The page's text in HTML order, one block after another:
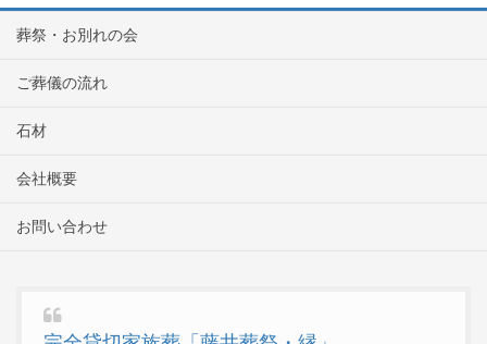
葬祭・お別れの会
ご葬儀の流れ
石材
会社概要
お問い合わせ